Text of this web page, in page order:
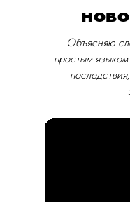
Объясняю
простым